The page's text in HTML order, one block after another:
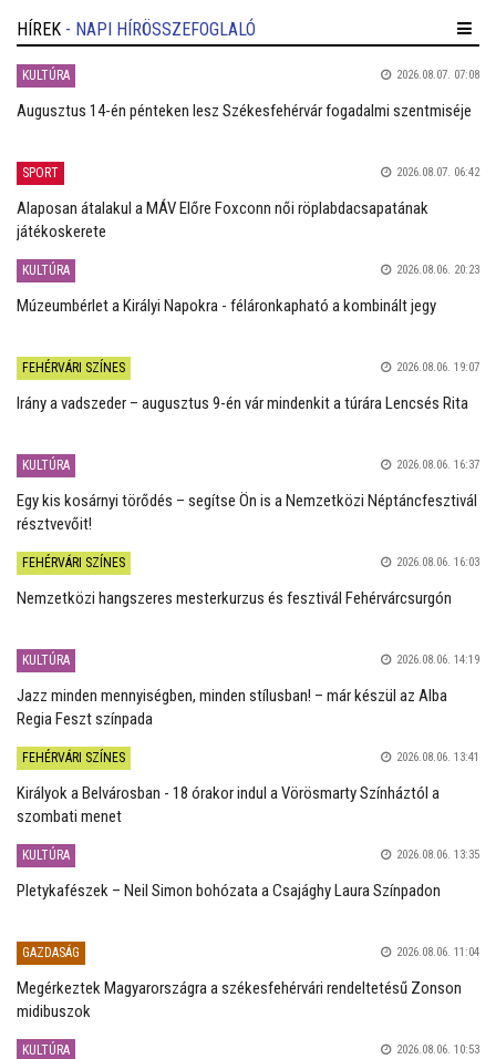
HÍREK - NAPI HÍRÖSSZEFOGLALÓ
KULTÚRA 2026.08.07. 07:08
Augusztus 14-én pénteken lesz Székesfehérvár fogadalmi szentmiséje
SPORT 2026.08.07. 06:42
Alaposan átalakul a MÁV Előre Foxconn női röplabdacsapatának
játékoskerete
KULTÚRA 2026.08.06. 20:23
Múzeumbérlet a Királyi Napokra - féláronkapható a kombinált jegy
FEHÉRVÁRI SZÍNES 2026.08.06. 19:07
Irány a vadszeder – augusztus 9-én vár mindenkit a túrára Lencsés Rita
KULTÚRA 2026.08.06. 16:37
Egy kis kosárnyi törődés – segítse Ön is a Nemzetközi Néptáncfesztivál
résztvevőit!
FEHÉRVÁRI SZÍNES 2026.08.06. 16:03
Nemzetközi hangszeres mesterkurzus és fesztivál Fehérvárcsurgón
KULTÚRA 2026.08.06. 14:19
Jazz minden mennyiségben, minden stílusban! – már készül az Alba
Regia Feszt színpada
FEHÉRVÁRI SZÍNES 2026.08.06. 13:41
Királyok a Belvárosban - 18 órakor indul a Vörösmarty Színháztól a
szombati menet
KULTÚRA 2026.08.06. 13:35
Pletykafészek – Neil Simon bohózata a Csajághy Laura Színpadon
GAZDASÁG 2026.08.06. 11:04
Megérkeztek Magyarországra a székesfehérvári rendeltetésű Zonson
midibuszok
KULTÚRA 2026.08.06. 10:53